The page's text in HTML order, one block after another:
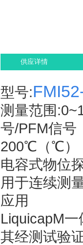
供应详情
型号:
测量范围
号/PFM信号
200℃（℃）
电容式物位
用于连续测
应用
LiquicapM
其经测试验